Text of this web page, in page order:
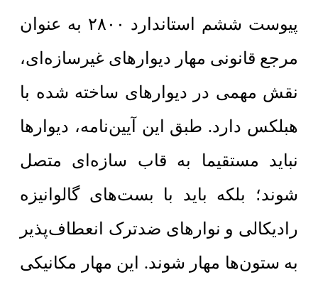
پیوست ششم استاندارد ۲۸۰۰ به عنوان
مرجع قانونی مهار دیوارهای غیرسازه‌ای،
نقش مهمی در دیوارهای ساخته شده با
هبلکس دارد. طبق این آیین‌نامه، دیوارها
نباید مستقیما به قاب سازه‌ای متصل
شوند؛ بلکه باید با بست‌های گالوانیزه
رادیکالی و نوارهای ضدترک انعطاف‌پذیر
به ستون‌ها مهار شوند. این مهار مکانیکی